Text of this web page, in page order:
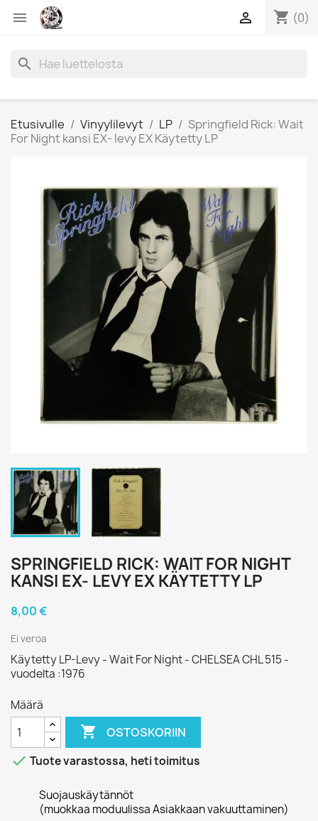
 shopping_cart (0)

search
Etusivulle Vinyylilevyt LP
Springfield Rick: Wait
For Night kansi EX- levy EX Käytetty LP
SPRINGFIELD RICK: WAIT FOR NIGHT
KANSI EX- LEVY EX KÄYTETTY LP
8,00 €
Ei veroa
Käytetty LP-Levy - Wait For Night - CHELSEA CHL 515 -
vuodelta :1976
Määrä
 OSTOSKORIIN
 Tuote varastossa, heti toimitus
Suojauskäytännöt
(muokkaa moduulissa Asiakkaan vakuuttaminen)